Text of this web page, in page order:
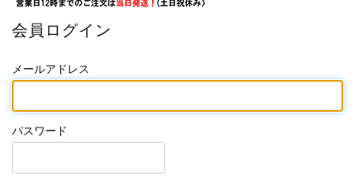
会員ログイン
メールアドレス
パスワード